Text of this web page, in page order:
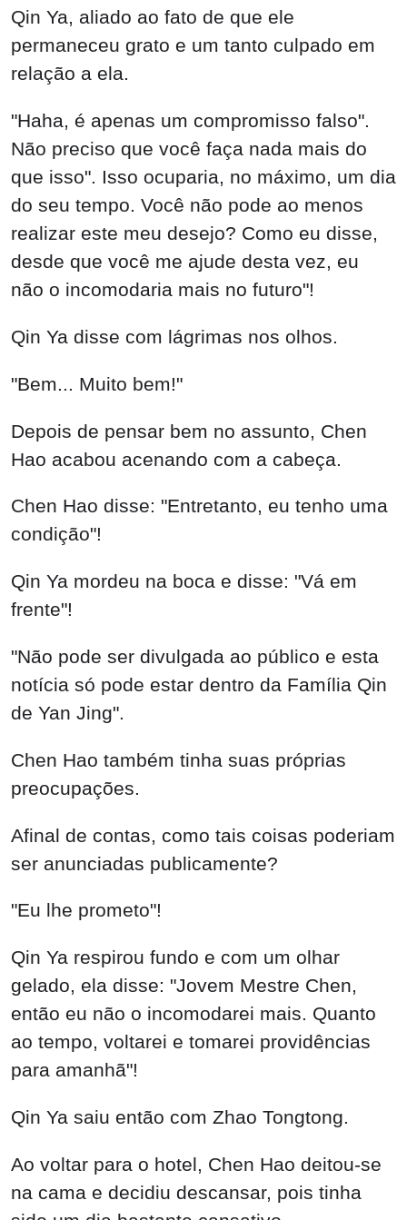
Qin Ya, aliado ao fato de que ele
permaneceu grato e um tanto culpado em
relação a ela.
"Haha, é apenas um compromisso falso".
Não preciso que você faça nada mais do
que isso". Isso ocuparia, no máximo, um dia
do seu tempo. Você não pode ao menos
realizar este meu desejo? Como eu disse,
desde que você me ajude desta vez, eu
não o incomodaria mais no futuro"!
Qin Ya disse com lágrimas nos olhos.
"Bem... Muito bem!"
Depois de pensar bem no assunto, Chen
Hao acabou acenando com a cabeça.
Chen Hao disse: "Entretanto, eu tenho uma
condição"!
Qin Ya mordeu na boca e disse: "Vá em
frente"!
"Não pode ser divulgada ao público e esta
notícia só pode estar dentro da Família Qin
de Yan Jing".
Chen Hao também tinha suas próprias
preocupações.
Afinal de contas, como tais coisas poderiam
ser anunciadas publicamente?
"Eu lhe prometo"!
Qin Ya respirou fundo e com um olhar
gelado, ela disse: "Jovem Mestre Chen,
então eu não o incomodarei mais. Quanto
ao tempo, voltarei e tomarei providências
para amanhã"!
Qin Ya saiu então com Zhao Tongtong.
Ao voltar para o hotel, Chen Hao deitou-se
na cama e decidiu descansar, pois tinha